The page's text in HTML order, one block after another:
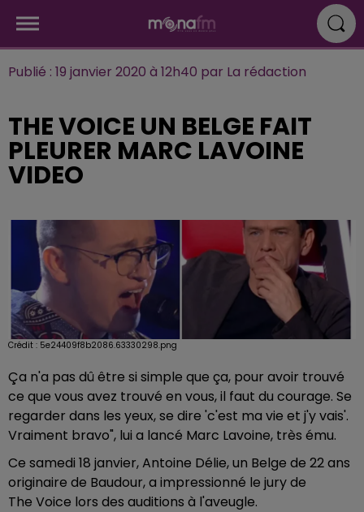
Publié : 19 janvier 2020 à 12h40 par La rédaction
THE VOICE UN BELGE FAIT
PLEURER MARC LAVOINE
VIDEO
Crédit : 5e24409f8b2086.63330298.png
Ça n'a pas dû être si simple que ça, pour avoir trouvé
ce que vous avez trouvé en vous, il faut du courage. Se
regarder dans les yeux, se dire 'c'est ma vie et j'y vais'.
Vraiment bravo", lui a lancé Marc Lavoine, très ému.
Ce samedi 18 janvier, Antoine Délie, un Belge de 22 ans
originaire de Baudour, a impressionné le jury de
The Voice lors des auditions à l'aveugle.